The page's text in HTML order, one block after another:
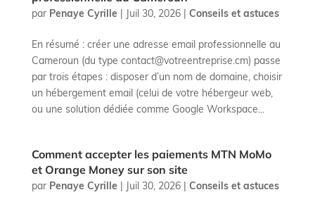
par Penaye Cyrille | Juil 30, 2026| Conseils et astuces
En résumé : créer une adresse email professionnelle au
Cameroun (du type contact@votreentreprise.cm) passe
par trois étapes : disposer d’un nom de domaine, choisir
un hébergement email (celui de votre hébergeur web,
ou une solution dédiée comme Google Workspace...
Comment accepter les paiements MTN MoMo
et Orange Money sur son site
par Penaye Cyrille | Juil 30, 2026| Conseils et astuces